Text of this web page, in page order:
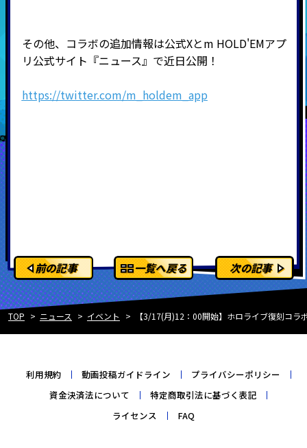
その他、コラボの追加情報は公式Xとm HOLD'EMアプ
リ公式サイト『ニュース』で近日公開！
https://twitter.com/m_holdem_app
前の記事 一覧へ戻る 次の記事
TOP ニュース イベント 【3/17(月)12：00開始】ホロライブ復刻コラ
利用規約 動画投稿ガイドライン
プライバシーポリシー
資金決済法について
特定商取引法に基づく表記
ライセンス
FAQ